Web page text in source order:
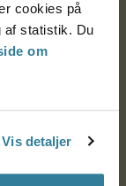
cookies på
af statistik. Du
om
Vis detaljer